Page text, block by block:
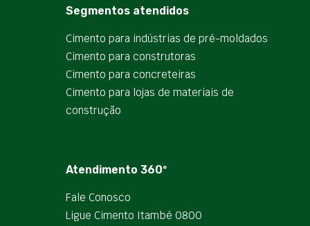
Segmentos atendidos
Cimento para indústrias de pré-moldados
Cimento para construtoras
Cimento para concreteiras
Cimento para lojas de materiais de
construção
Atendimento 360º
Fale Conosco
Ligue Cimento Itambé 0800